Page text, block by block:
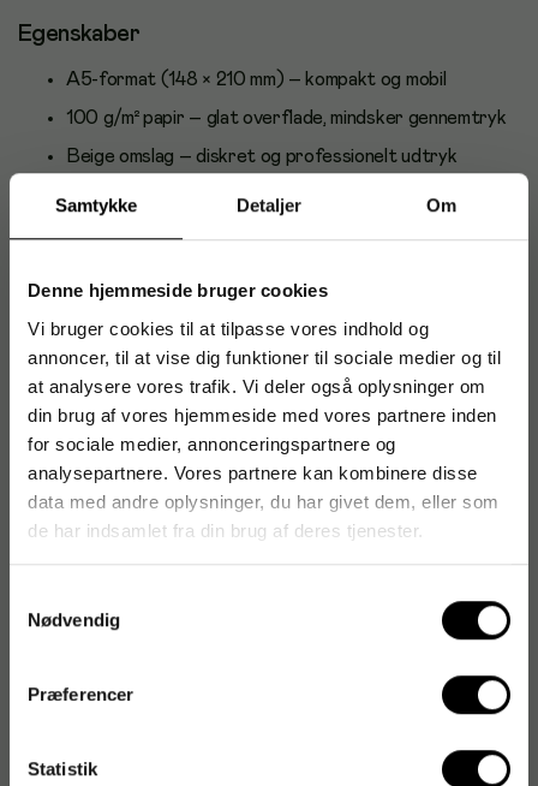
Samtykke Detaljer Om
Denne hjemmeside bruger cookies
Vi bruger cookies til at tilpasse vores indhold og
annoncer, til at vise dig funktioner til sociale medier og til
at analysere vores trafik. Vi deler også oplysninger om
din brug af vores hjemmeside med vores partnere inden
for sociale medier, annonceringspartnere og
analysepartnere. Vores partnere kan kombinere disse
data med andre oplysninger, du har givet dem, eller som
de har indsamlet fra din brug af deres tjenester.
Nødvendig
Præferencer
Statistik
Egenskaber
A5-format (148 × 210 mm) – kompakt og mobil
100 g/m² papir – glat overflade, mindsker gennemtryk
Beige omslag – diskret og professionelt udtryk
FSC Mix Credit – ansvarligt indkøbte træfibre
Anvendelse og brugere
Ideel til noter i møder, projekter og studier. Passer godt i
tasken til daglig brug på kontoret, i undervisningen eller på
farten.
Om Mayland
Mayland er et veletableret nordisk brand kendt for
funktionelle kalendere og notesbøger i solid kvalitet. Fokus
er på praktiske detaljer og materialer, der holder i hverdagen.